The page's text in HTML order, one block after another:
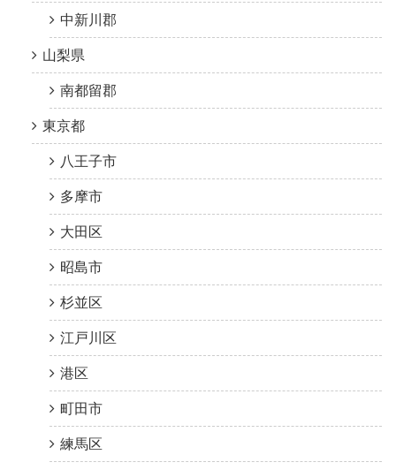
中新川郡
山梨県
南都留郡
東京都
八王子市
多摩市
大田区
昭島市
杉並区
江戸川区
港区
町田市
練馬区